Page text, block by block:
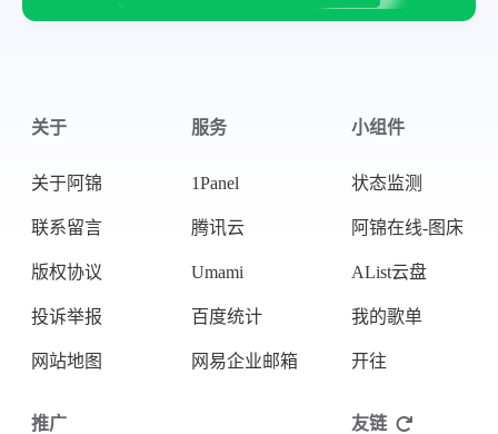
关于
关于阿锦
联系留言
版权协议
投诉举报
网站地图
服务
1Panel
腾讯云
Umami
百度统计
网易企业邮箱
小组件
状态监测
阿锦在线-图床
AList云盘
我的歌单
开往
推广 友链